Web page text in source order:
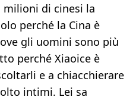
milioni di cinesi la
perché la Cina è
gli uomini sono più
perché Xiaoice è
e a chiacchierare
intimi. Lei sa